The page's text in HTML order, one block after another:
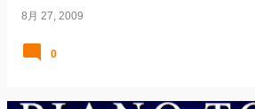
8月 27, 2009
0